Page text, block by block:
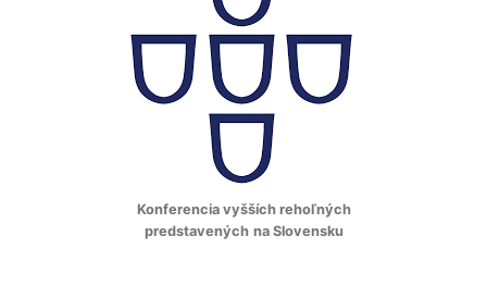
Konferencia vyšších rehoľných
predstavených na Slovensku